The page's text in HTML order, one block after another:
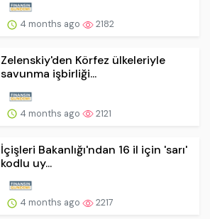
4 months ago 2182
Zelenskiy'den Körfez ülkeleriyle
savunma işbirliği...
4 months ago 2121
İçişleri Bakanlığı'ndan 16 il için 'sarı'
kodlu uy...
4 months ago 2217